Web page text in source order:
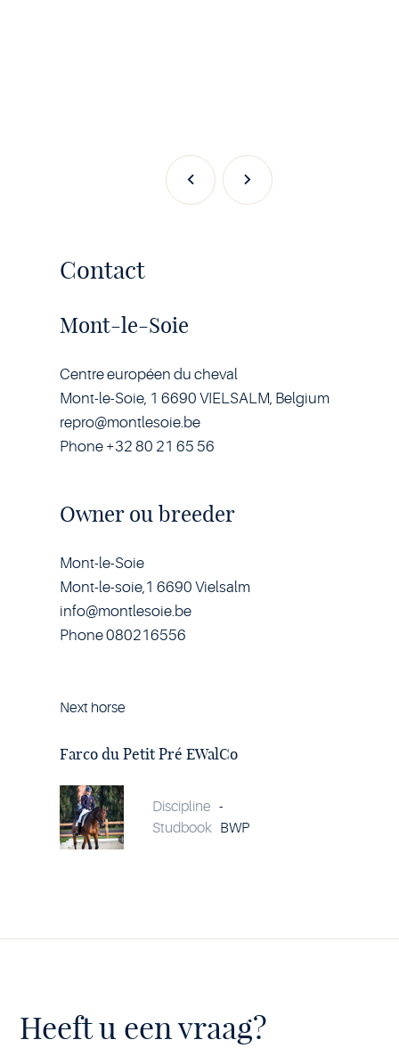
Previous Next
Contact
Mont-le-Soie
Centre européen du cheval
Mont-le-Soie, 1 6690 VIELSALM, Belgium
repro@montlesoie.be
Phone +32 80 21 65 56
Owner ou breeder
Mont-le-Soie
Mont-le-soie,1 6690 Vielsalm
info@montlesoie.be
Phone 080216556
Next horse
du
Petit
EWalCo
details
Farco du Petit Pré EWalCo
Discipline -
Studbook BWP
Heeft u een vraag?